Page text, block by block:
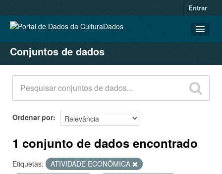
Entrar
CONJUNTOS DE DADOS
ORGANIZAÇÕES
GRUPOS
SOBRE
Conjuntos de dados
Ordenar por
1 conjunto de dados encontrado
Etiquetas:
ATIVIDADE ECONÔMICA